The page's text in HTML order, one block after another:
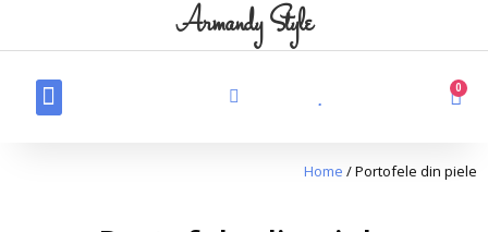
Armandy Style
0
Home / Portofele din piele